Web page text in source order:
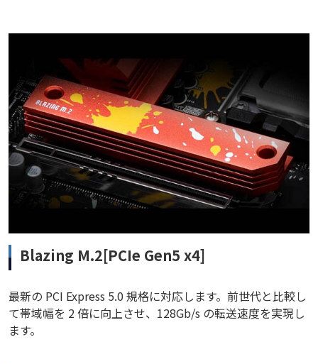
Blazing M.2[PCIe Gen5 x4]
最新の PCI Express 5.0 規格に対応します。前世代と比較し
て帯域幅を 2 倍に向上させ、128Gb/s の転送速度を実現し
ます。